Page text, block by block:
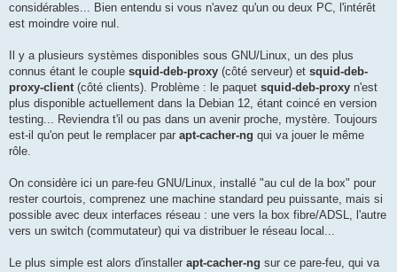
considérables... Bien entendu si vous n'avez qu'un ou deux PC, l'intérêt
est moindre voire nul.
Il y a plusieurs systèmes disponibles sous GNU/Linux, un des plus
connus étant le couple squid-deb-proxy (côté serveur) et squid-deb-
proxy-client(côté clients). Problème : le paquet squid-deb-proxy n'est
plus disponible actuellement dans la Debian 12, étant coincé en version
testing... Reviendra t'il ou pas dans un avenir proche, mystère. Toujours
est-il qu'on peut le remplacer par apt-cacher-ng qui va jouer le même
rôle.
On considère ici un pare-feu GNU/Linux, installé "au cul de la box" pour
rester courtois, comprenez une machine standard peu puissante, mais si
possible avec deux interfaces réseau : une vers la box fibre/ADSL, l'autre
vers un switch (commutateur) qui va distribuer le réseau local...
Le plus simple est alors d'installer apt-cacher-ng sur ce pare-feu, qui va